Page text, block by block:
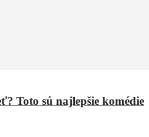
Toto sú najlepšie komédie